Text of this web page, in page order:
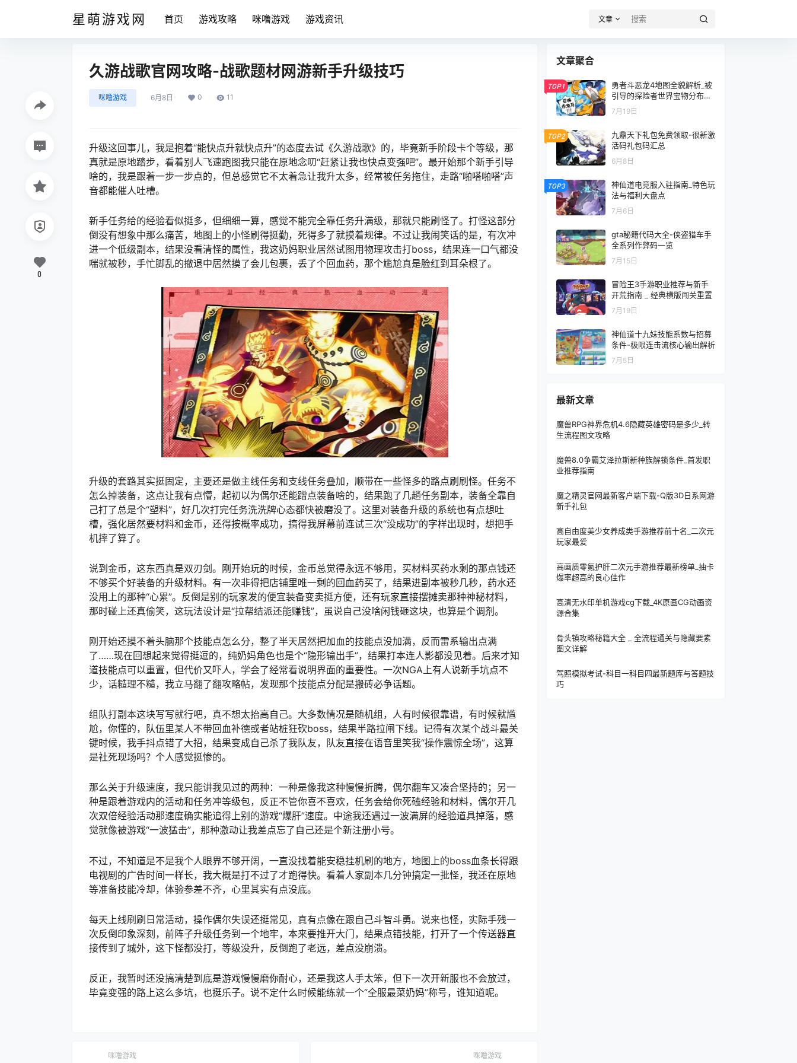
星萌游戏网 首页 游戏攻略 咪噜游戏 游戏资讯 文章
久游战歌官网攻略-战歌题材网游新手升级技巧
咪噜游戏 6月8日 0 11
升级这回事儿，我是抱着“能快点升就快点升”的态度去试《久游战歌》的，毕竟新手阶段卡个等级，那
真就是原地踏步，看着别人飞速跑图我只能在原地念叨“赶紧让我也快点变强吧”。最开始那个新手引导
啥的，我是跟着一步一步点的，但总感觉它不太着急让我升太多，经常被任务拖住，走路“啪嗒啪嗒”声
音都能催人吐槽。
新手任务给的经验看似挺多，但细细一算，感觉不能完全靠任务升满级，那就只能刷怪了。打怪这部分
倒没有想象中那么痛苦，地图上的小怪刷得挺勤，死得多了就摸着规律。不过让我闹笑话的是，有次冲
进一个低级副本，结果没看清怪的属性，我这奶妈职业居然试图用物理攻击打boss，结果连一口气都没
喘就被秒，手忙脚乱的撤退中居然摸了会儿包裹，丢了个回血药，那个尴尬真是脸红到耳朵根了。
升级的套路其实挺固定，主要还是做主线任务和支线任务叠加，顺带在一些怪多的路点刷刷怪。任务不
怎么掉装备，这点让我有点懵，起初以为偶尔还能蹭点装备啥的，结果跑了几趟任务副本，装备全靠自
己打了总是个“塑料”，好几次打完任务洗洗牌心态都快被磨没了。这里对装备升级的系统也有点想吐
槽，强化居然要材料和金币，还得按概率成功，搞得我屏幕前连试三次“没成功”的字样出现时，想把手
机摔了算了。
说到金币，这东西真是双刃剑。刚开始玩的时候，金币总觉得永远不够用，买材料买药水剩的那点钱还
不够买个好装备的升级材料。有一次非得把店铺里唯一剩的回血药买了，结果进副本被秒几秒，药水还
没用上的那种“心累”。反倒是别的玩家发的便宜装备变卖挺方便，还有玩家直接摆摊卖那种神秘材料，
那时碰上还真偷笑，这玩法设计是“拉帮结派还能赚钱”，虽说自己没啥闲钱砸这块，也算是个调剂。
刚开始还摸不着头脑那个技能点怎么分，整了半天居然把加血的技能点没加满，反而雷系输出点满
了……现在回想起来觉得挺逗的，纯奶妈角色也是个“隐形输出手”，结果打本连人影都没见着。后来才知
道技能点可以重置，但代价又吓人，学会了经常看说明界面的重要性。一次NGA上有人说新手坑点不
少，话糙理不糙，我立马翻了翻攻略帖，发现那个技能点分配是搬砖必争话题。
组队打副本这块写写就行吧，真不想太抬高自己。大多数情况是随机组，人有时候很靠谱，有时候就尴
尬，你懂的，队伍里某人不带回血补德或者站桩狂砍boss，结果半路拉闸下线。记得有次某个战斗最关
键时候，我手抖点错了大招，结果变成自己杀了我队友，队友直接在语音里笑我“操作震惊全场”，这算
是社死现场吗？个人感觉挺惨的。
那么关于升级速度，我只能讲我见过的两种：一种是像我这种慢慢折腾，偶尔翻车又凑合坚持的；另一
种是跟着游戏内的活动和任务冲等级包，反正不管你喜不喜欢，任务会给你死磕经验和材料，偶尔开几
次双倍经验活动那速度确实能追得上别的游戏“爆肝”速度。中途我还遇过一波满屏的经验道具掉落，感
觉就像被游戏“一波猛击”，那种激动让我差点忘了自己还是个新注册小号。
不过，不知道是不是我个人眼界不够开阔，一直没找着能安稳挂机刷的地方，地图上的boss血条长得跟
电视剧的广告时间一样长，我大概是打不过了才跑得快。看着人家副本几分钟搞定一批怪，我还在原地
等准备技能冷却，体验参差不齐，心里其实有点没底。
每天上线刷刷日常活动，操作偶尔失误还挺常见，真有点像在跟自己斗智斗勇。说来也怪，实际手残一
次反倒印象深刻，前阵子升级任务到一个地牢，本来要推开大门，结果点错技能，打开了一个传送器直
接传到了城外，这下怪都没打，等级没升，反倒跑了老远，差点没崩溃。
反正，我暂时还没搞清楚到底是游戏慢慢磨你耐心，还是我这人手太笨，但下一次开新服也不会放过，
毕竟变强的路上这么多坑，也挺乐子。说不定什么时候能练就一个“全服最菜奶妈”称号，谁知道呢。
0
咪噜游戏 咪噜游戏
文章聚合
TOP1
勇者斗恶龙4地图全貌解析_被
引导的探险者世界宝物分布一
览
7月19日
TOP2
九鼎天下礼包免费领取-很新激
活码礼包码汇总
6月8日
TOP3
神仙道电竞服入驻指南_特色玩
法与福利大盘点
7月6日
gta秘籍代码大全-侠盗猎车手
全系列作弊码一览
7月15日
冒险王3手游职业推荐与新手
开荒指南 _ 经典横版闯关重置
7月19日
神仙道十九妹技能系数与招募
条件-极限连击流核心输出解析
7月5日
最新文章
魔兽RPG神界危机4.6隐藏英雄密码是多少_转
生流程图文攻略
魔兽8.0争霸艾泽拉斯新种族解锁条件_首发职
业推荐指南
魔之精灵官网最新客户端下载-Q版3D日系网游
新手礼包
高自由度美少女养成类手游推荐前十名_二次元
玩家最爱
高画质零氪护肝二次元手游推荐最新榜单_抽卡
爆率超高的良心佳作
高清无水印单机游戏cg下载_4K原画CG动画资
源合集
骨头镇攻略秘籍大全 _ 全流程通关与隐藏要素
图文详解
驾照模拟考试-科目一科目四最新题库与答题技
巧